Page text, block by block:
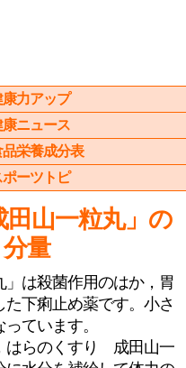
康力アップ
康ニュース
品栄養成分表
ポーツトピ
山一粒丸」の
量
は殺菌作用のはか，胃
下痢止め薬です。小さ
ています。
はらのくすり 成田山一